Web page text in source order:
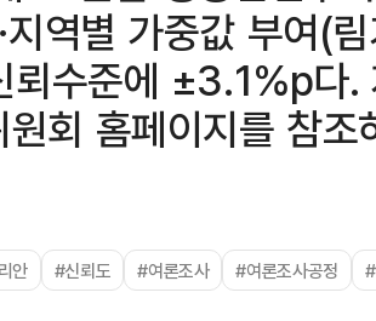
지역별 가중값 부여(
수준에 ±3.1%p다.
회 홈페이지를 참조
안 #신뢰도 #여론조사 #여론조사공정